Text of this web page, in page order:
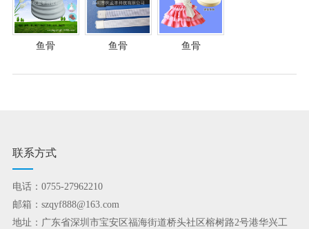
鱼骨 鱼骨 鱼骨
联系方式
电话：0755-27962210
邮箱：szqyf888@163.com
地址：广东省深圳市宝安区福海街道桥头社区榕树路2号港华兴工